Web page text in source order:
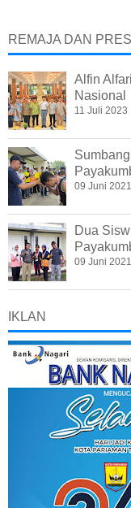
REMAJA DAN
Alfin
Nasional
11 Juli 2023
09 Juni 2021
Dua
09 Juni 2021
IKLAN